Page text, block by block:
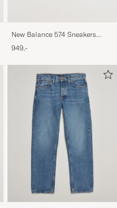
New Balance 574 Sneakers
Nimbus Cloud
949,-